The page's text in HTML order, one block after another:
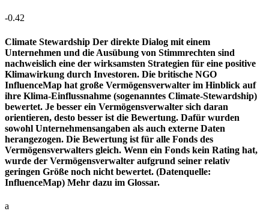
-0.42
Climate Stewardship Der direkte Dialog mit einem
Unternehmen und die Ausübung von Stimmrechten sind
nachweislich eine der wirksamsten Strategien für eine positive
Klimawirkung durch Investoren. Die britische NGO
InfluenceMap hat große Vermögensverwalter im Hinblick auf
ihre Klima-Einflussnahme (sogenanntes Climate-Stewardship)
bewertet. Je besser ein Vermögensverwalter sich daran
orientieren, desto besser ist die Bewertung. Dafür wurden
sowohl Unternehmensangaben als auch externe Daten
herangezogen. Die Bewertung ist für alle Fonds des
Vermögensverwalters gleich. Wenn ein Fonds kein Rating hat,
wurde der Vermögensverwalter aufgrund seiner relativ
geringen Größe noch nicht bewertet. (Datenquelle:
InfluenceMap) Mehr dazu im Glossar.
a